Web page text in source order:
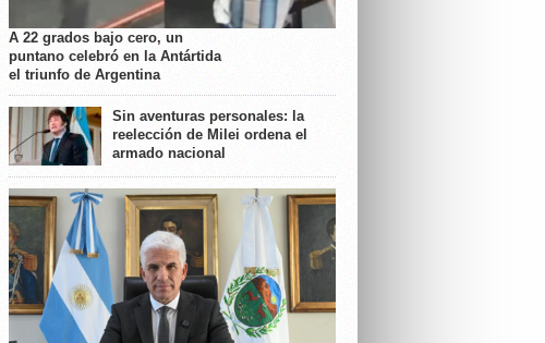
A 22 grados bajo cero, un
puntano celebró en la Antártida
el triunfo de Argentina
Sin aventuras personales: la
reelección de Milei ordena el
armado nacional